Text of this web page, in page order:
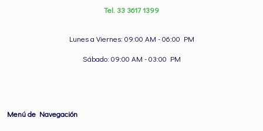
Tel. 33 3617 1399
Lunes a Viernes: 09:00 AM - 06:00 PM
Sábado: 09:00 AM - 03:00 PM
Menú de Navegación